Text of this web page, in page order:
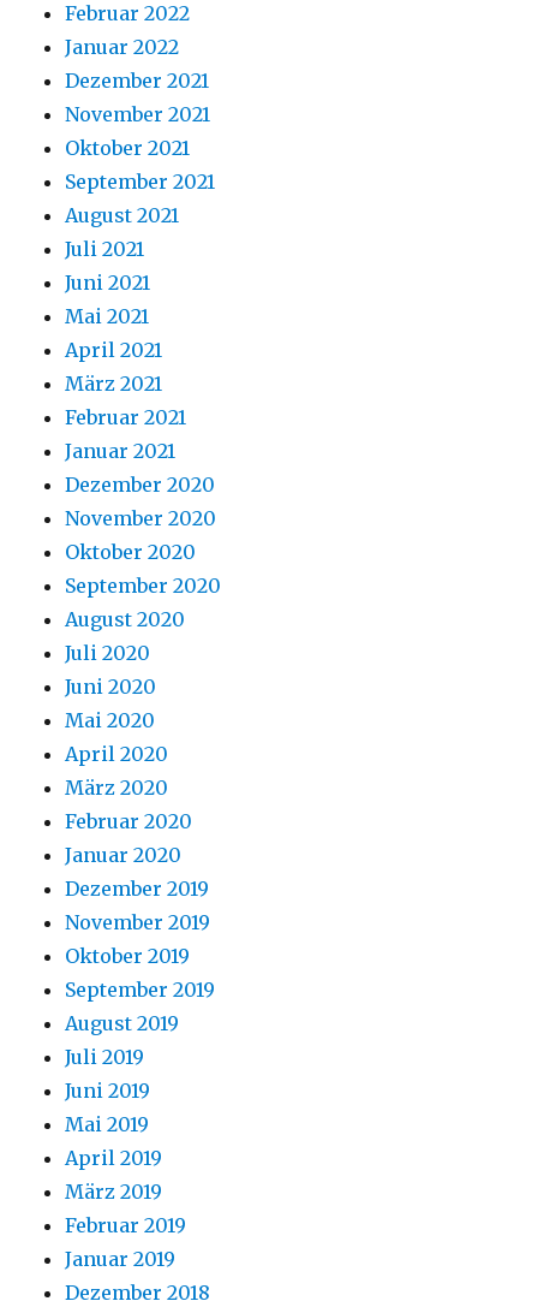
Februar 2022
Januar 2022
Dezember 2021
November 2021
Oktober 2021
September 2021
August 2021
Juli 2021
Juni 2021
Mai 2021
April 2021
März 2021
Februar 2021
Januar 2021
Dezember 2020
November 2020
Oktober 2020
September 2020
August 2020
Juli 2020
Juni 2020
Mai 2020
April 2020
März 2020
Februar 2020
Januar 2020
Dezember 2019
November 2019
Oktober 2019
September 2019
August 2019
Juli 2019
Juni 2019
Mai 2019
April 2019
März 2019
Februar 2019
Januar 2019
Dezember 2018